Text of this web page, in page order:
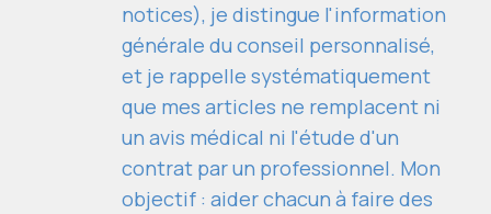
notices), je distingue l'information
générale du conseil personnalisé,
et je rappelle systématiquement
que mes articles ne remplacent ni
un avis médical ni l'étude d'un
contrat par un professionnel. Mon
objectif : aider chacun à faire des